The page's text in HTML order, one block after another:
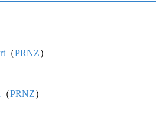
（PRNZ）
（PRNZ）